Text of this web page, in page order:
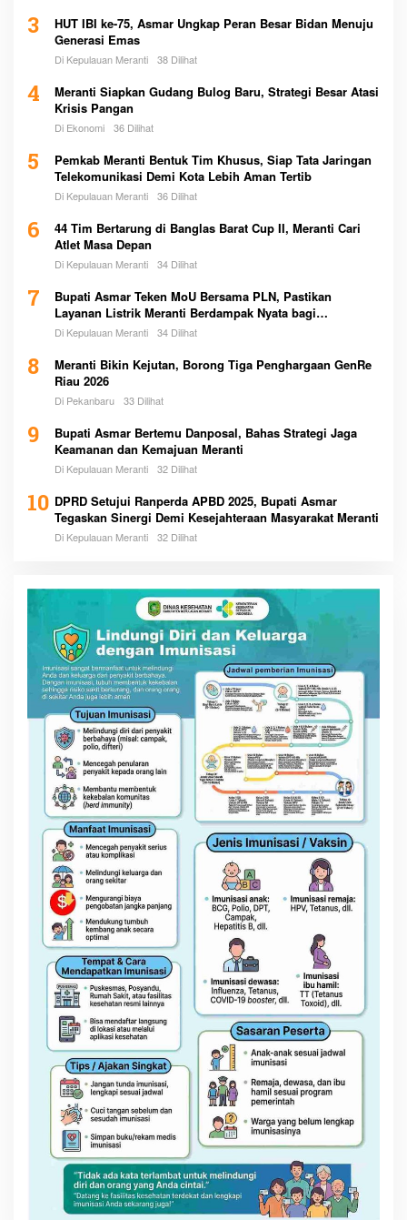
3
HUT IBI ke-75, Asmar Ungkap Peran Besar Bidan Menuju
Generasi Emas
Di Kepulauan Meranti 38 Dilihat
4
Meranti Siapkan Gudang Bulog Baru, Strategi Besar Atasi
Krisis Pangan
Di Ekonomi 36 Dilihat
5
Pemkab Meranti Bentuk Tim Khusus, Siap Tata Jaringan
Telekomunikasi Demi Kota Lebih Aman Tertib
Di Kepulauan Meranti 36 Dilihat
6
44 Tim Bertarung di Banglas Barat Cup II, Meranti Cari
Atlet Masa Depan
Di Kepulauan Meranti 34 Dilihat
7
Bupati Asmar Teken MoU Bersama PLN, Pastikan
Layanan Listrik Meranti Berdampak Nyata bagi
Masyarakat
Di Kepulauan Meranti 34 Dilihat
8
Meranti Bikin Kejutan, Borong Tiga Penghargaan GenRe
Riau 2026
Di Pekanbaru 33 Dilihat
9
Bupati Asmar Bertemu Danposal, Bahas Strategi Jaga
Keamanan dan Kemajuan Meranti
Di Kepulauan Meranti 32 Dilihat
10 DPRD Setujui Ranperda APBD 2025, Bupati Asmar
Tegaskan Sinergi Demi Kesejahteraan Masyarakat Meranti
Di Kepulauan Meranti 32 Dilihat